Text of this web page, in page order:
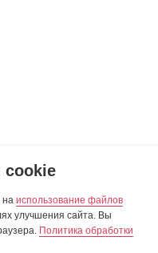
на использование файлов
улучшения сайта. Вы
Политика обработки